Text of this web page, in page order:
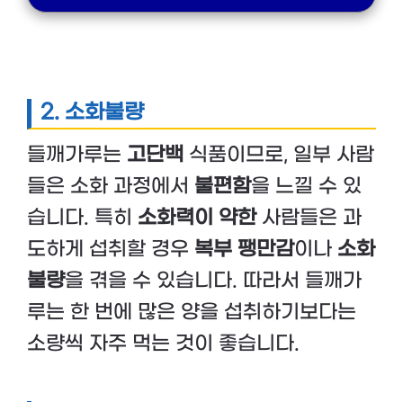
2. 소화불량
들깨가루는 고단백 식품이므로, 일부 사람
들은 소화 과정에서 불편함을 느낄 수 있
습니다. 특히 소화력이 약한사람들은 과
도하게 섭취할 경우 복부 팽만감이나 소화
불량을 겪을 수 있습니다. 따라서 들깨가
루는 한 번에 많은 양을 섭취하기보다는
소량씩 자주 먹는 것이 좋습니다.